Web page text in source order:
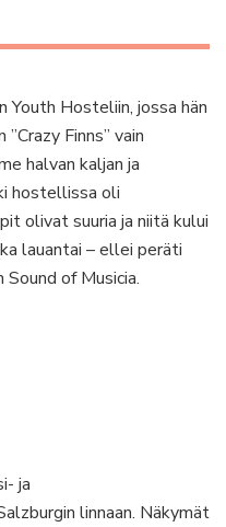
Youth Hosteliin, jossa hän
Finns” vain
halvan kaljan ja
hostellissa oli
olivat suuria ja niitä kului
lauantai – ellei peräti
of Musicia.
ja
linnaan. Näkymät